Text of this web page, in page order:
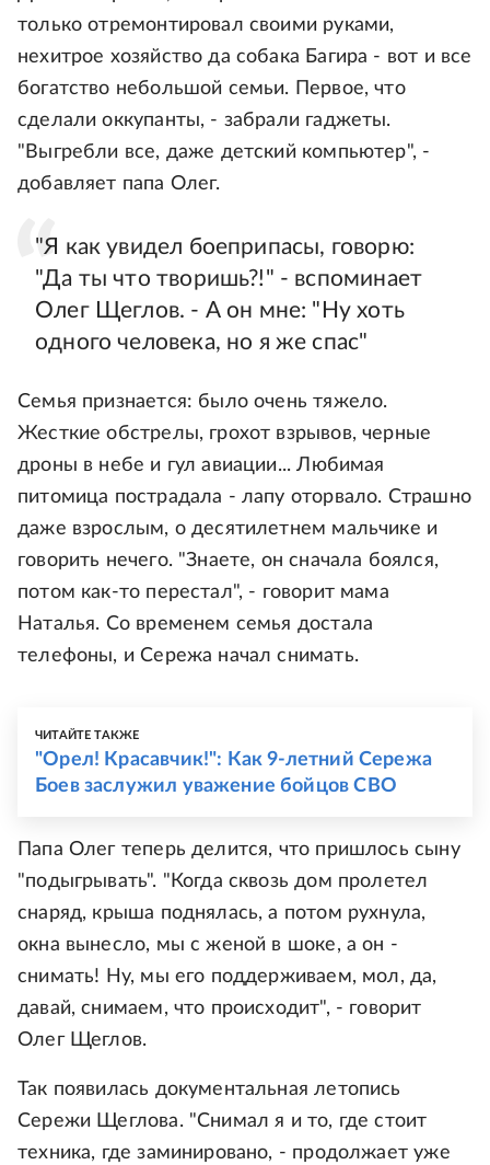
только отремонтировал своими руками,
нехитрое хозяйство да собака Багира - вот и все
богатство небольшой семьи. Первое, что
сделали оккупанты, - забрали гаджеты.
"Выгребли все, даже детский компьютер", -
добавляет папа Олег.
"Я как увидел боеприпасы, говорю:
"Да ты что творишь?!" - вспоминает
Олег Щеглов. - А он мне: "Ну хоть
одного человека, но я же спас"
Семья признается: было очень тяжело.
Жесткие обстрелы, грохот взрывов, черные
дроны в небе и гул авиации... Любимая
питомица пострадала - лапу оторвало. Страшно
даже взрослым, о десятилетнем мальчике и
говорить нечего. "Знаете, он сначала боялся,
потом как-то перестал", - говорит мама
Наталья. Со временем семья достала
телефоны, и Сережа начал снимать.
ЧИТАЙТЕ ТАКЖЕ
"Орел! Красавчик!": Как 9-летний Сережа
Боев заслужил уважение бойцов СВО
Папа Олег теперь делится, что пришлось сыну
"подыгрывать". "Когда сквозь дом пролетел
снаряд, крыша поднялась, а потом рухнула,
окна вынесло, мы с женой в шоке, а он -
снимать! Ну, мы его поддерживаем, мол, да,
давай, снимаем, что происходит", - говорит
Олег Щеглов.
Так появилась документальная летопись
Сережи Щеглова. "Снимал я и то, где стоит
техника, где заминировано, - продолжает уже